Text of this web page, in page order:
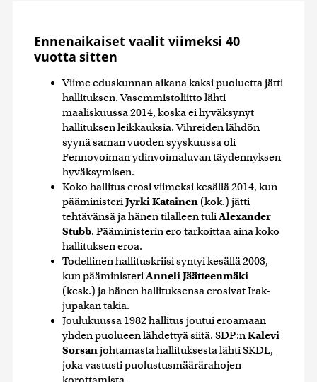
Ennenaikaiset vaalit viimeksi 40
vuotta sitten
Viime eduskunnan aikana kaksi puoluetta jätti
hallituksen. Vasemmistoliitto lähti
maaliskuussa 2014, koska ei hyväksynyt
hallituksen leikkauksia. Vihreiden lähdön
syynä saman vuoden syyskuussa oli
Fennovoiman ydinvoimaluvan täydennyksen
hyväksymisen.
Koko hallitus erosi viimeksi kesällä 2014, kun
pääministeriJyrki Katainen (kok.) jätti
tehtävänsä ja hänen tilalleen tuliAlexander
Stubb. Pääministerin ero tarkoittaa aina koko
hallituksen eroa.
Todellinen hallituskriisi syntyi kesällä 2003,
kun pääministeriAnneli Jäätteenmäki
(kesk.) ja hänen hallituksensa erosivat Irak-
jupakan takia.
Joulukuussa 1982 hallitus joutui eroamaan
yhden puolueen lähdettyä siitä. SDP:nKalevi
Sorsanjohtamasta hallituksesta lähti SKDL,
joka vastusti puolustusmäärärahojen